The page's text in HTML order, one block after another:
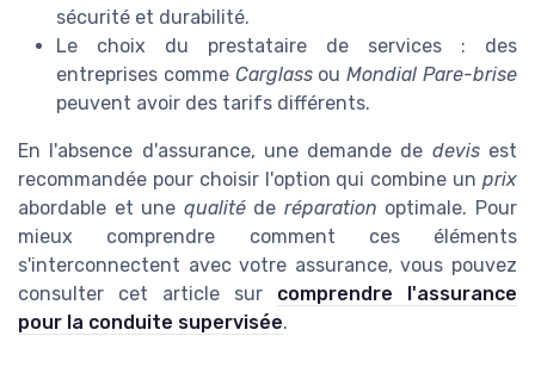
sécurité et durabilité.
Le choix du prestataire de services : des
entreprises comme CarglassouMondial Pare-brise
peuvent avoir des tarifs différents.
En l'absence d'assurance, une demande de devisest
recommandée pour choisir l'option qui combine un prix
abordable et une qualitéde réparation optimale. Pour
mieux comprendre comment ces éléments
s'interconnectent avec votre assurance, vous pouvez
consulter cet article sur comprendre l'assurance
pour la conduite supervisée.